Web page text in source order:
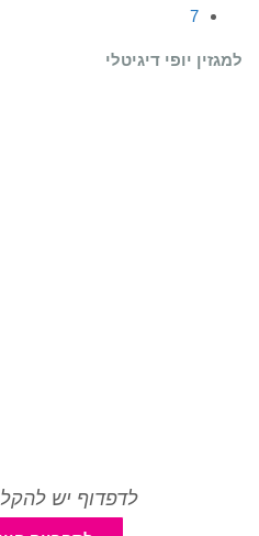
7
למגזין יופי דיגיטלי
לדפדוף יש